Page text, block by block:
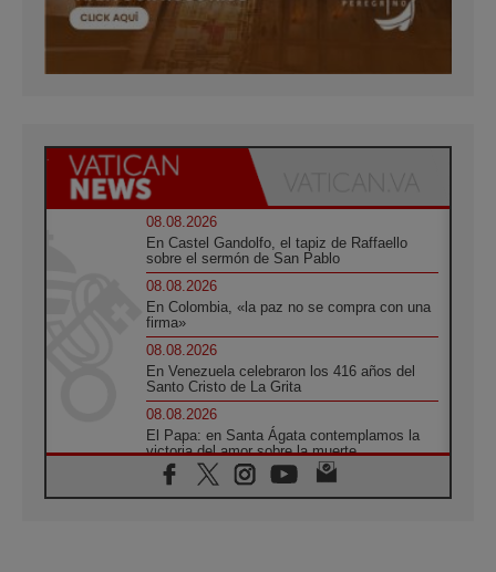
08.08.2026
En Castel Gandolfo, el tapiz de Raffaello
sobre el sermón de San Pablo
08.08.2026
En Colombia, «la paz no se compra con una
firma»
08.08.2026
En Venezuela celebraron los 416 años del
Santo Cristo de La Grita
08.08.2026
El Papa: en Santa Ágata contemplamos la
victoria del amor sobre la muerte
08.08.2026
León XIV visitará el Santuario de la Madre